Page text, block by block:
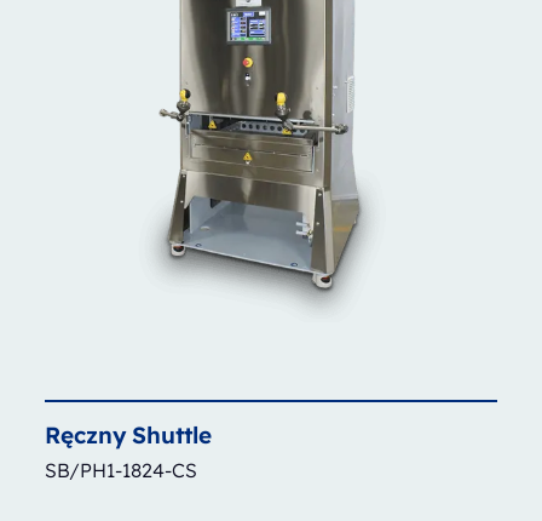
RęcznyShuttle
SB/PH1-1824-CS